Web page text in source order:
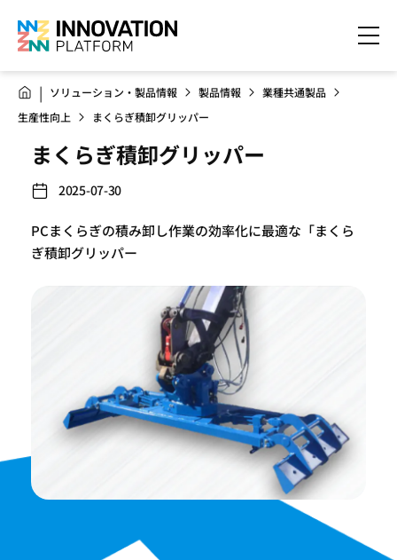
ソリューション・製品情報 製品情報
業種共通製品
生産性向上
まくらぎ積卸グリッパー
まくらぎ積卸グリッパー
2025-07-30
PCまくらぎの積み卸し作業の効率化に最適な「まくら
ぎ積卸グリッパー